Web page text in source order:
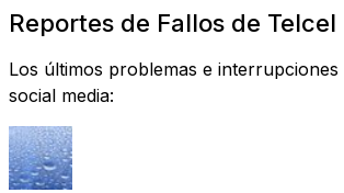
Reportes de Fallos de Telcel
Los últimos problemas e
social media: